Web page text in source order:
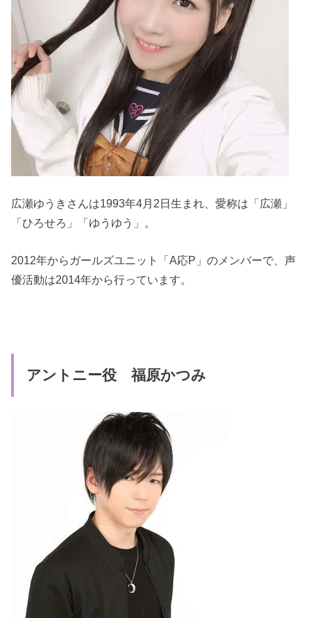
広瀬ゆうきさんは1993年4月2日生まれ、愛称は「広瀬」
「ひろせろ」「ゆうゆう」。
2012年からガールズユニット「A応P」のメンバーで、声
優活動は2014年から行っています。
アントニー役 福原かつみ